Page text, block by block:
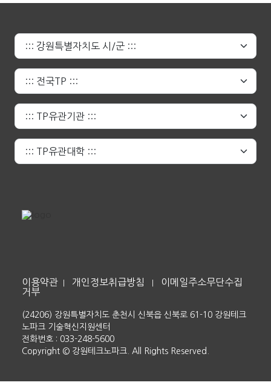
이용약관 개인정보취급방침
이메일주소무단수집
거부
(24206) 강원특별자치도 춘천시 신북읍 신북로 61-10 강원테크
노파크 기술혁신지원센터
전화번호 : 033-248-5600
Copyright © 강원테크노파크. All Rights Reserved.